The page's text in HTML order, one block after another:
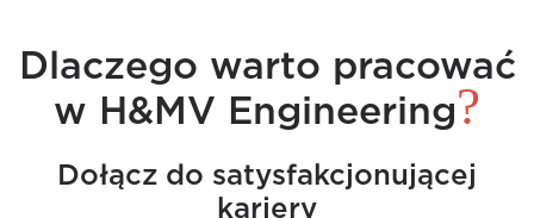
Dlaczego warto pracować
w H&MV Engineering?
Dołącz do satysfakcjonującej
kariery